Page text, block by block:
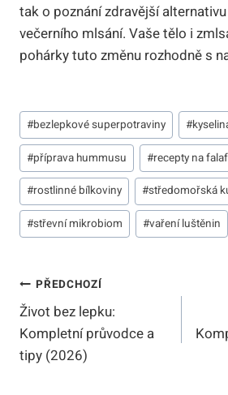
tak o poznání zdravější
večerního mlsání. Vaše tělo i
pohárky tuto změnu rozhodně s
Štítky
příspěvků:
#bezlepkové superpotraviny #
#příprava hummusu #recepty na
#rostlinné bílkoviny #středomořská
#střevní mikrobiom #vaření luštěnin
Navigace
Pro
Příspěvek
PŘEDCHOZÍ
Život bez lepku:
Kompletní průvodce a
tipy (2026)